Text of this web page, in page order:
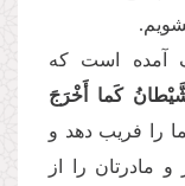
آمده است که
كَما أَخْرَجَ
را فریب دهد و
مادرتان را از